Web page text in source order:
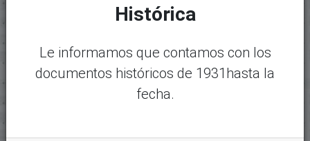
1921_1942_expediente1939.pdf
6.46 MB
Formato:
Adobe Portable Document
Histórica
Le informamos que contamos con los
documentos históricos de 1931hasta la
fecha.